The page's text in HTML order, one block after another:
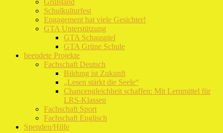
Schulkulturfest
Engagement hat viele Gesichter!
GTA Unterstützung
GTA Schauspiel
GTA Grüne Schule
beendete Projekte
Fachschaft Deutsch
Bildung ist Zukunft
„Lesen stärkt die Seele“
Chancengleichheit schaffen: Mit Lernmittel für
LRS-Klassen
Fachschaft Sport
Fachschaft Englisch
Spenden/Hilfe